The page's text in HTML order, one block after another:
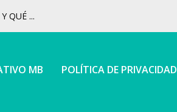
QUÉ ...
MB POLÍTICA DE PRIVACIDAD